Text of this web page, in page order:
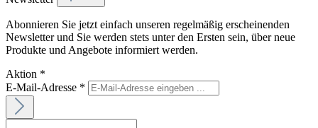
Abonnieren Sie jetzt einfach unseren regelmäßig erscheinenden
Newsletter und Sie werden stets unter den Ersten sein, über neue
Produkte und Angebote informiert werden.
Aktion *
E-Mail-Adresse *